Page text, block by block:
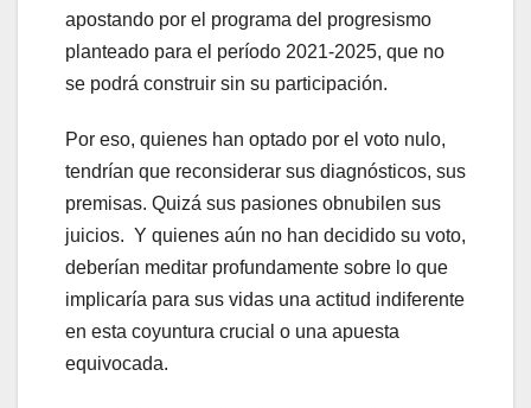
apostando por el programa del progresismo
planteado para el período 2021-2025, que no
se podrá construir sin su participación.
Por eso, quienes han optado por el voto nulo,
tendrían que reconsiderar sus diagnósticos, sus
premisas. Quizá sus pasiones obnubilen sus
juicios. Y quienes aún no han decidido su voto,
deberían meditar profundamente sobre lo que
implicaría para sus vidas una actitud indiferente
en esta coyuntura crucial o una apuesta
equivocada.